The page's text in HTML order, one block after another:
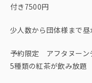
付き7500円
少人数から団体様まで
予約限定 アフタヌー
5種類の紅茶が飲み放